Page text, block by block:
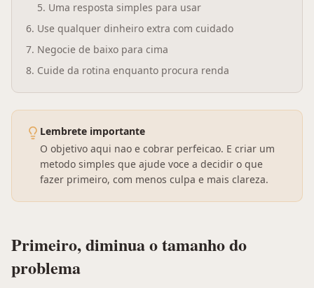
5. Uma resposta simples para usar
6. Use qualquer dinheiro extra com cuidado
7. Negocie de baixo para cima
8. Cuide da rotina enquanto procura renda
Lembrete importante
O objetivo aqui nao e cobrar perfeicao. E criar um
metodo simples que ajude voce a decidir o que
fazer primeiro, com menos culpa e mais clareza.
Primeiro, diminua o tamanho do
problema